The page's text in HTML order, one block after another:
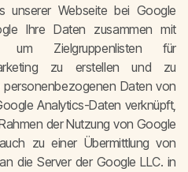
unserer Webseite bei Google
Ihre Daten zusammen mit
um Zielgruppenlisten für
zu erstellen und zu
personenbezogenen Daten von
Analytics-Daten verknüpft,
der Nutzung von Google
zu einer Übermittlung von
die Server der Google LLC. in